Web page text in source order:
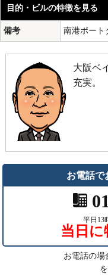
目的・ビルの特徴を見る
備考 南港ポート
大阪ベ
充実。
お電話で
平日13
当日に
お電話の場